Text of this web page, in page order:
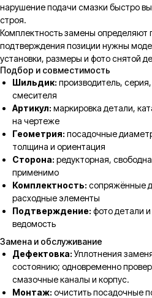
нарушение подачи смазки быстро
строя.
Комплектность замены определяют
подтверждения позиции нужны
установки, размеры и фото снятой
Подбор и совместимость
Шильдик: производитель,
смесителя
Артикул: маркировка детали,
на чертеже
Геометрия: посадочные
толщина и ориентация
Сторона: редукторная,
применимо
Комплектность: сопряжённые
расходные элементы
Подтверждение: фото детали
ведомость
Замена и обслуживание
Дефектовка:Уплотнения
состоянию; одновременно
смазочные каналы и корпус.
Монтаж: очистить посадочные